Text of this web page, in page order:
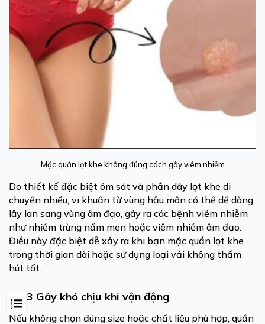
Mặc quần lọt khe không đúng cách gây viêm nhiễm
Do thiết kế đặc biệt ôm sát và phần dây lọt khe di
chuyển nhiều, vi khuẩn từ vùng hậu môn có thể dễ dàng
lây lan sang vùng âm đạo, gây ra các bệnh viêm nhiễm
như nhiễm trùng nấm men hoặc viêm nhiễm âm đạo.
Điều này đặc biệt dễ xảy ra khi bạn mặc quần lọt khe
trong thời gian dài hoặc sử dụng loại vải không thấm
hút tốt.
2.3 Gây khó chịu khi vận động
Nếu không chọn đúng size hoặc chất liệu phù hợp, quần